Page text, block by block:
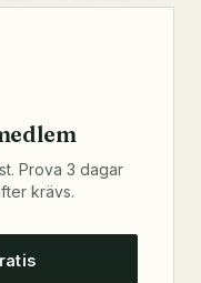
Prova 3 dagar
krävs.